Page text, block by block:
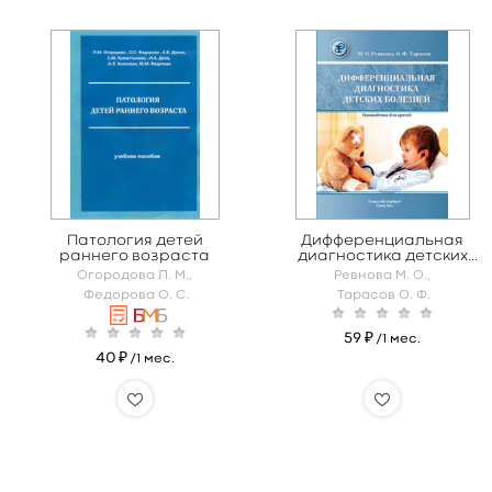
Патология детей
раннего возраста
Огородова Л. М.,
Федорова О. С.
40 ₽ /1 мес.
Дифференциальная
диагностика детских
болезней
Ревнова М. О.,
Тарасов О. Ф.
59 ₽/1 мес.